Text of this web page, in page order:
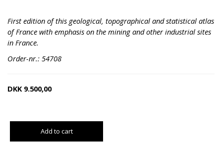
First edition of this geological, topographical and statistical atlas
of France with emphasis on the mining and other industrial sites
in France.
Order-nr.: 54708
DKK 9.500,00
Add to cart